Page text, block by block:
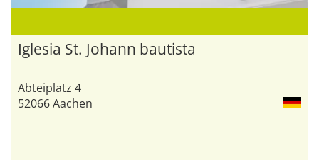
Iglesia St. Johann bautista
Abteiplatz 4
52066 Aachen